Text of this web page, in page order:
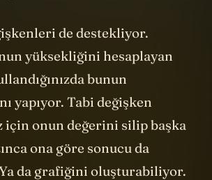
de destekliyor.
yüksekliğini hesaplayan
bunun
yapıyor. Tabi değişken
için onun değerini silip başka
ona göre sonucu da
da grafiğini oluşturabiliyor.